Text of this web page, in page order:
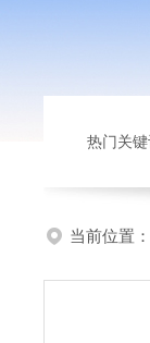
热门关键
当前位置：